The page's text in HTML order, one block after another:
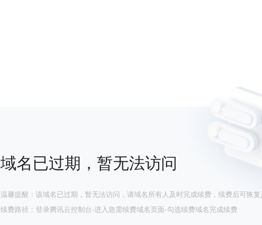
域名已过期，暂无法访问
温馨提醒：该域名已过期，暂无法访问，请域名所有人及时完成续费，续费后可恢复
续费路径：登录腾讯云控制台-进入急需续费域名页面-勾选续费域名完成续费